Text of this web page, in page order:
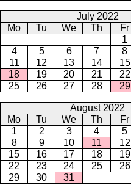
July 2022
Mo
Tu We Th Fr
1
4
5 6 7 8
11
12 13 14 15
18
19 20 21 22
25
26 27 28 29
August 2022
Mo
Tu We Th Fr
1
2 3 4 5
8
9 10 11 12
15
16 17 18 19
22
23 24 25 26
29
30 31